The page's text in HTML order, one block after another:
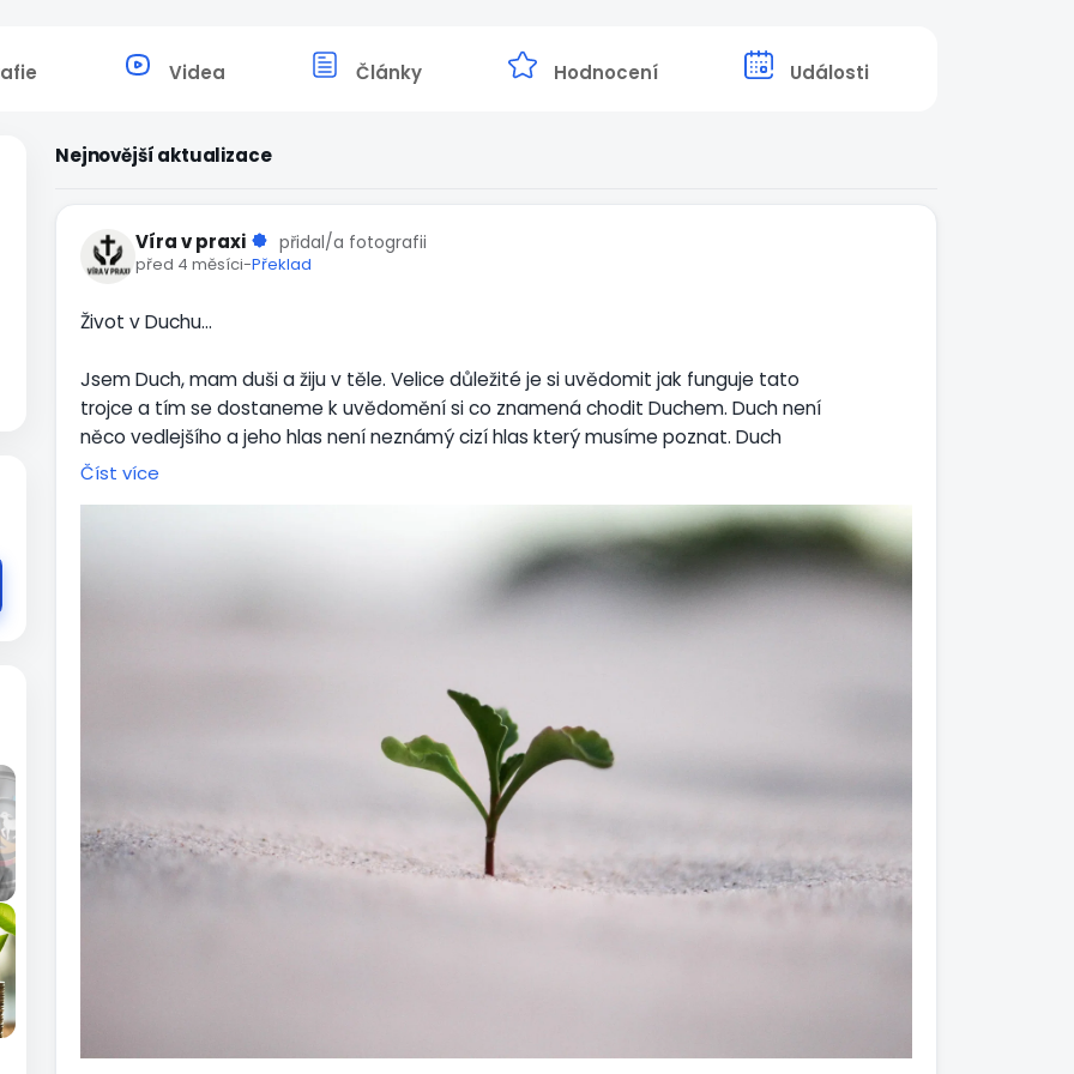
Videa Články Hodnocení Události
Nejnovější aktualizace
Víra v praxi přidal/a fotografii
před 4 měsíci-Překlad
Život v Duchu…
Jsem Duch, mam duši a žiju v těle. Velice důležité je si uvědomit jak funguje tato
trojce a tím se dostaneme k uvědomění si co znamená chodit Duchem. Duch není
něco vedlejšího a jeho hlas není neznámý cizí hlas který musíme poznat. Duch
jsem já a já jsem Duch. Musíme se naučit přestat hledat přítomnost Ducha ale
tak spoustu věcí pochopíme aniž bychom se museli sebevíc snažit.
Duch byl stvořen dokonalý a má vše co potřebuje, není nic co by Duchu chybělo.
Dále tu máme duši která je vlastně naší mysli, která je naše a byla formována
není víc než oblečení které nosíme. Takže každý den vedeme zajímavý boj. Duch
chce být se stvořitelem, s Otcem v jeho přítomnosti a pořád jen s nim. Duše chce
koukat na filmy, seriály atd. Tělo chce žít tak jak žilo mnohé roky a je hříšné. Každý
má 1/3 hlasu. A pokud Duch je 1/3 a chce byt s Pánem a zbylý 2/3 chtějí něco
jiného, tak co musime udělat proto abychom přemohli těch 2/3? No přece dostat
na svou stranu další hlas. Ale jak to prakticky udělat?
Proměňovat svou mysl - tudíž pracovat se svou duši aby se přiklonila na stranu
Číst více